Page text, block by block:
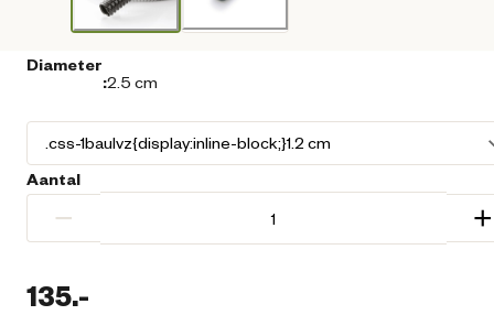
Diameter
:2.5 cm
Aantal
− +
135.-